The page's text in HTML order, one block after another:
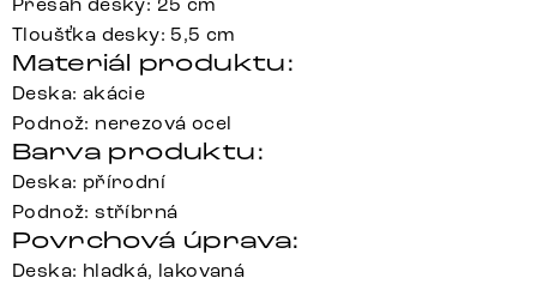
Přesah desky: 25 cm
Tloušťka desky: 5,5 cm
Materiál produktu:
Deska: akácie
Podnož: nerezová ocel
Barva produktu:
Deska: přírodní
Podnož: stříbrná
Povrchová úprava:
Deska: hladká, lakovaná